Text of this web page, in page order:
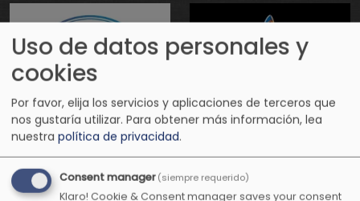
Conexión
Conexión
Uso de datos personales y
cookies
Por favor, elija los servicios y aplicaciones de terceros que
nos gustaría utilizar. Para obtener más información, lea
nuestra política de privacidad.
Consent manager(siempre requerido)
Klaro! Cookie & Consent manager saves your consent